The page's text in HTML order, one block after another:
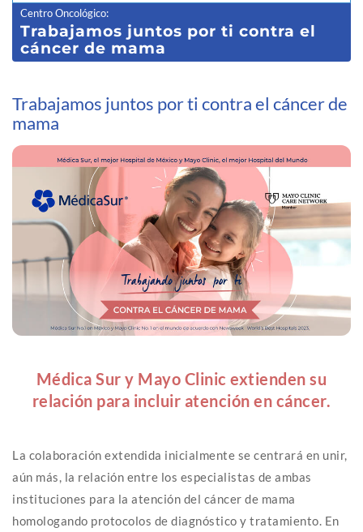
Centro Oncológico:
Trabajamos juntos por ti contra el
cáncer de mama
Trabajamos juntos por ti contra el cáncer de
mama
Médica Sur y Mayo Clinic extienden su
relación para incluir atención en cáncer.
La colaboración extendida inicialmente se centrará en unir,
aún más, la relación entre los especialistas de ambas
instituciones para la atención del cáncer de mama
homologando protocolos de diagnóstico y tratamiento. En